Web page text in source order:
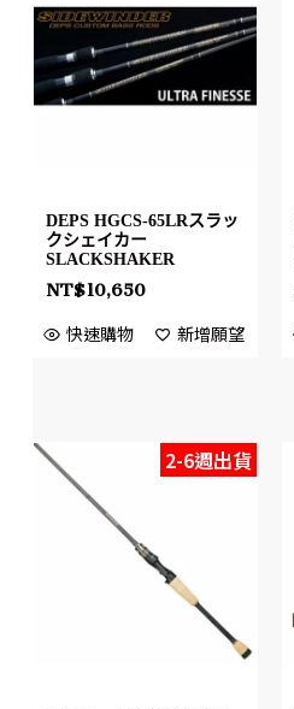
DEPS HGCS-65LRスラッ
クシェイカー
SLACKSHAKER
NT$10,650
快速購物 新增願望
2-6週出貨